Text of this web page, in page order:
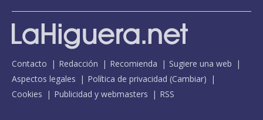
Contacto Redacción Recomienda
Sugiere una web
Aspectos legales
Política de privacidad (Cambiar)
Cookies
Publicidad y webmasters RSS